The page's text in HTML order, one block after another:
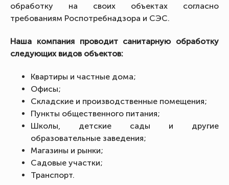
обработку на своих объектах согласно
требованиям Роспотребнадзора и СЭС.
Наша компания проводит санитарную обработку
следующих видов объектов:
Квартиры и частные дома;
Офисы;
Складские и производственные помещения;
Пункты общественного питания;
Школы, детские сады и другие
образовательные заведения;
Магазины и рынки;
Садовые участки;
Транспорт.